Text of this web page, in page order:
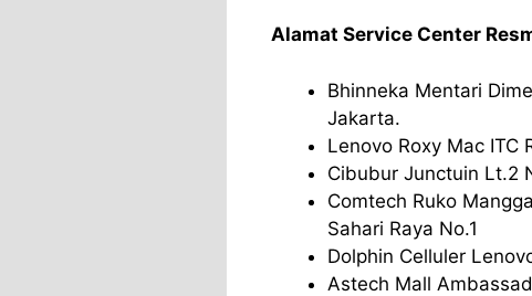
Alamat Service Center
Bhinneka Mentari
Jakarta.
Lenovo Roxy Mac ITC
Cibubur Junctuin Lt.2
Comtech Ruko
Sahari Raya No.1
Dolphin Celluler
Astech Mall